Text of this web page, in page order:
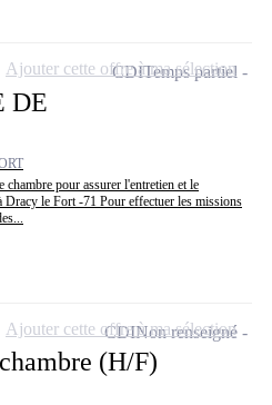
DE
pour assurer l'entretien et le
le Fort -71 Pour effectuer les missions
CDITemps partiel
Ajouter cette offre à ma sélection
(H/F)
CDINon renseigné
Ajouter cette offre à ma sélection